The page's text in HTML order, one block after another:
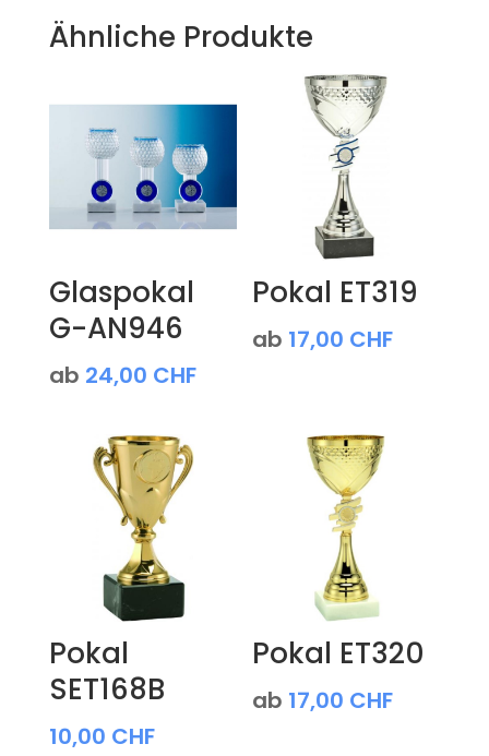
Ähnliche Produkte
Glaspokal
G-AN946
ab 24,00 CHF
Pokal ET319
ab 17,00 CHF
Pokal
SET168B
10,00 CHF
Pokal ET320
ab 17,00 CHF